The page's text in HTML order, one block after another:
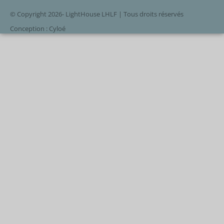
© Copyright 2026- LightHouse LHLF | Tous droits réservés
Conception : Cyloé